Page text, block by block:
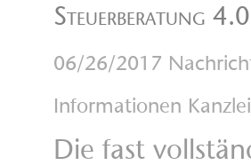
Steuerberatung 4.0
06/26/2017
Informationen Kanzlei
Die fast